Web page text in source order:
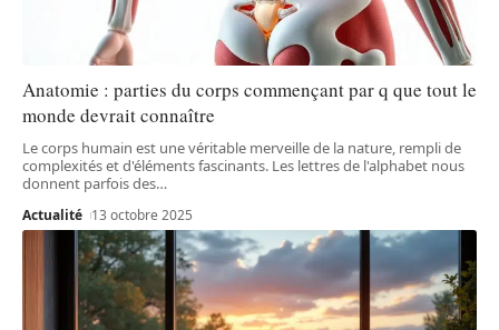
Anatomie : parties du corps commençant par q que tout le
monde devrait connaître
Le corps humain est une véritable merveille de la nature, rempli de
complexités et d'éléments fascinants. Les lettres de l'alphabet nous
donnent parfois des…
Actualité 13 octobre 2025